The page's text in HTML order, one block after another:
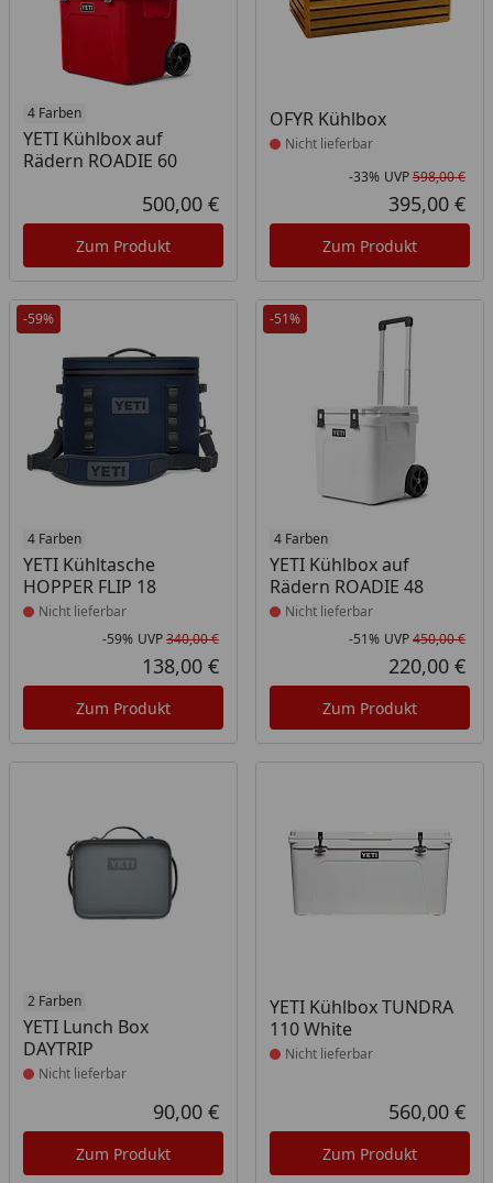
4 Farben
YETI Kühlbox auf
Rädern ROADIE 60
Aktueller Preis
500,00 €
Zum Produkt
OFYR Kühlbox
Produkt nicht lieferbar
Nicht lieferbar
-33% UVP598,00 €
395,00 €
Zum Produkt
-59%
4 Farben
YETI Kühltasche
HOPPER FLIP 18
Produkt nicht lieferbar
Nicht lieferbar
Rabatt in Prozent
-59%
Ursprünglicher Preis
UVP340,00 €
Aktueller Preis
138,00 €
Zum Produkt
-51%
4 Farben
YETI Kühlbox auf
Rädern ROADIE 48
Produkt nicht lieferbar
Nicht lieferbar
-51% UVP450,00 €
220,00 €
Zum Produkt
2 Farben
YETI Lunch Box
DAYTRIP
Produkt nicht lieferbar
Nicht lieferbar
Aktueller Preis
90,00 €
Zum Produkt
YETI Kühlbox TUNDRA
110 White
Produkt nicht lieferbar
Nicht lieferbar
560,00 €
Zum Produkt